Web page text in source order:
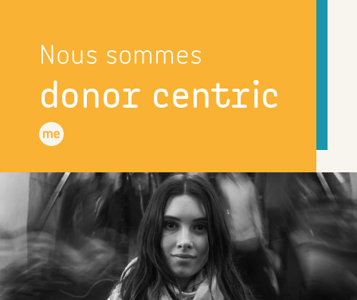
Nous sommes
donor centric